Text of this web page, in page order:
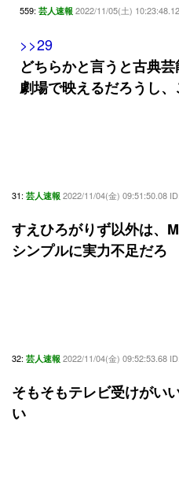
559: 芸人速報 2022/11/05(土)
>>29
どちらかと言うと古典芸
劇場で映えるだろうし、
31: 芸人速報 2022/11/04(金) 09:51:50.08
すえひろがりず以外は、
シンプルに実力不足だろ
32: 芸人速報 2022/11/04(金) 09:52:53.68
そもそもテレビ受けがい
い